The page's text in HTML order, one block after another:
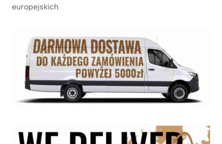
europejskich